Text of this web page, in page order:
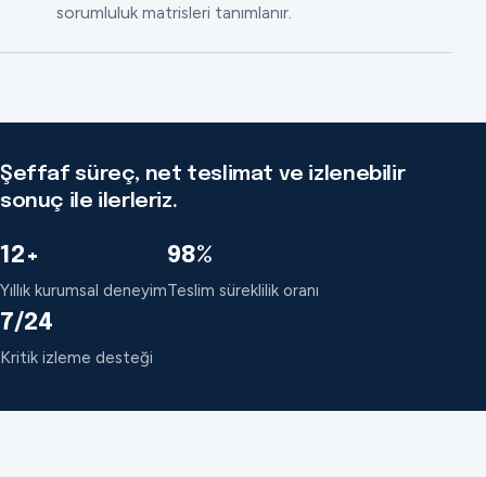
sorumluluk matrisleri tanımlanır.
Şeffaf süreç, net teslimat ve izlenebilir
sonuç ile ilerleriz.
12+
Yıllık kurumsal deneyim
98%
Teslim süreklilik oranı
7/24
Kritik izleme desteği